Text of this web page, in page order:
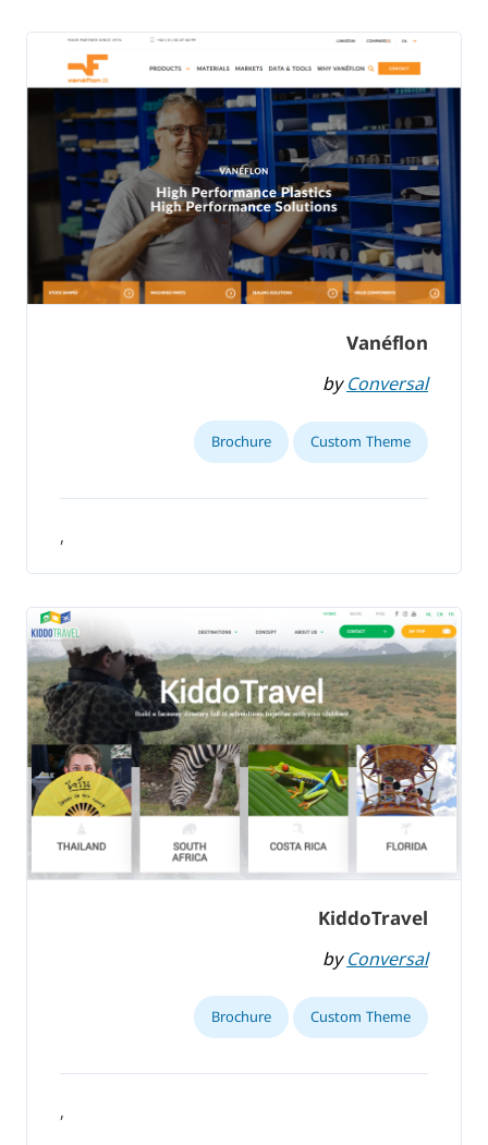
Vanéflon
byConversal
Custom Theme
Brochure
,
KiddoTravel
byConversal
Custom Theme
Brochure
,